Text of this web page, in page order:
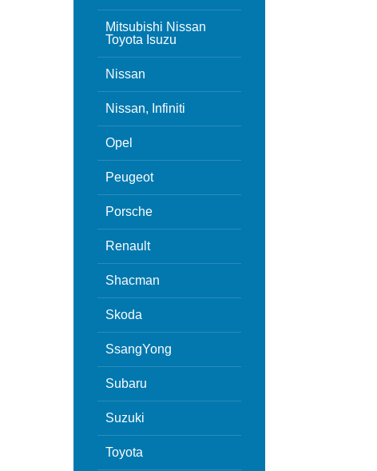
Mitsubishi Nissan
Toyota Isuzu
Nissan
Nissan, Infiniti
Opel
Peugeot
Porsche
Renault
Shacman
Skoda
SsangYong
Subaru
Suzuki
Toyota